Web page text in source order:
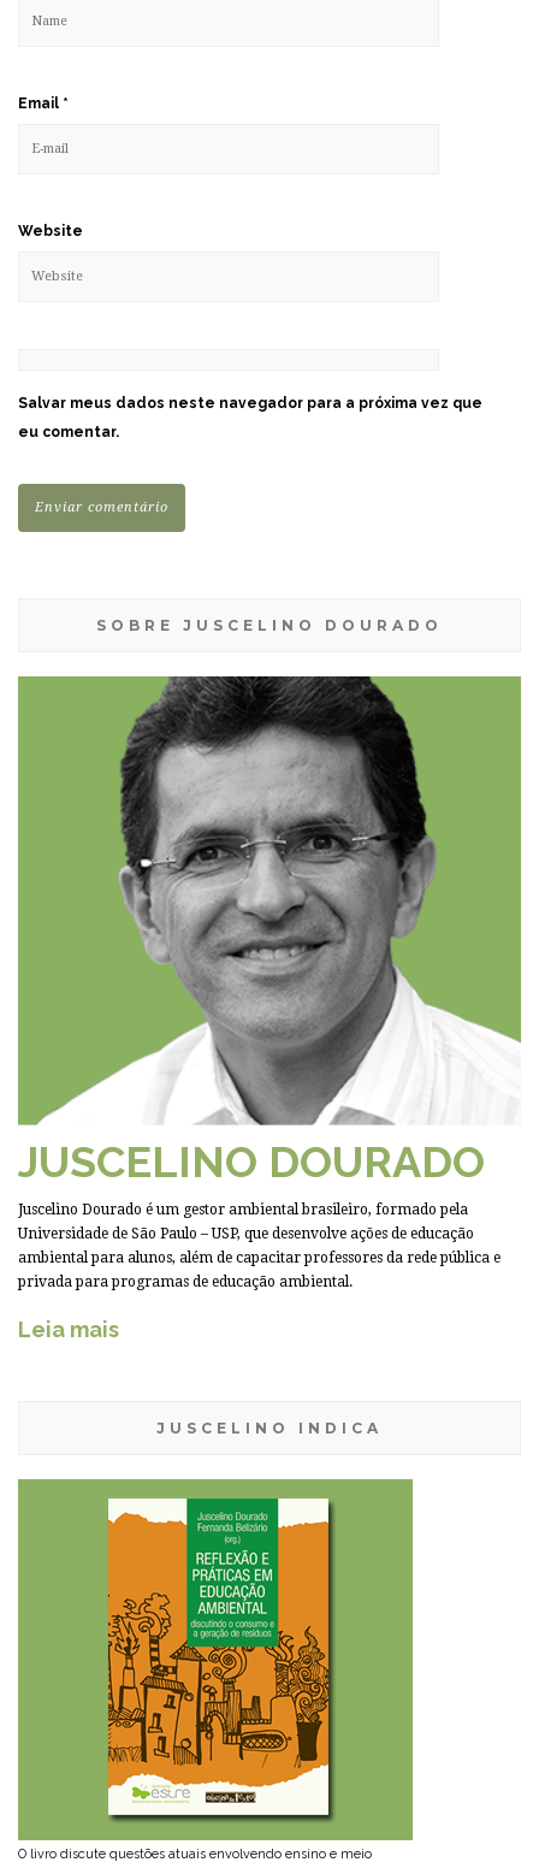
Email *
Website
Salvar meus dados neste navegador para a próxima vez que
eu comentar.
SOBRE JUSCELINO DOURADO
JUSCELINO DOURADO
Juscelino Dourado é um gestor ambiental brasileiro, formado pela
Universidade de São Paulo – USP, que desenvolve ações de educação
ambiental para alunos, além de capacitar professores da rede pública e
privada para programas de educação ambiental.
Leia mais
JUSCELINO INDICA
O livro discute questões atuais envolvendo ensino e meio